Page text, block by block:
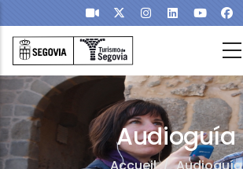
Aller au contenu principal
Audioguía
Accueil/ Audioguía